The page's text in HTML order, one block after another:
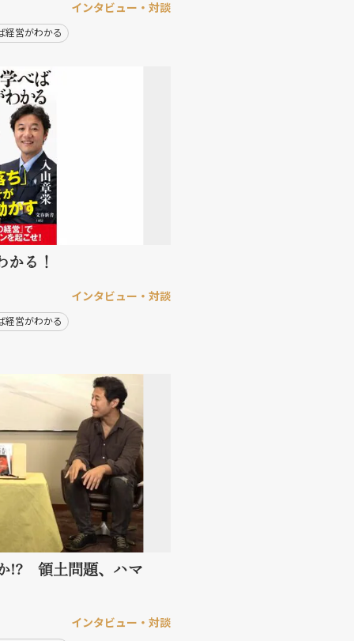
インタビュー・対談
経営がわかる
かる！
インタビュー・対談
経営がわかる
!? 領土問題、ハマ
インタビュー・対談